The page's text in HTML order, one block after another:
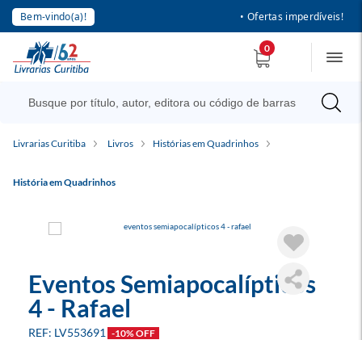
Bem-vindo(a)! • Ofertas imperdíveis!
0
Livrarias Curitiba Livros Histórias em Quadrinhos
História em Quadrinhos
Eventos Semiapocalípticos
4 - Rafael
LV553691 -10% OFF